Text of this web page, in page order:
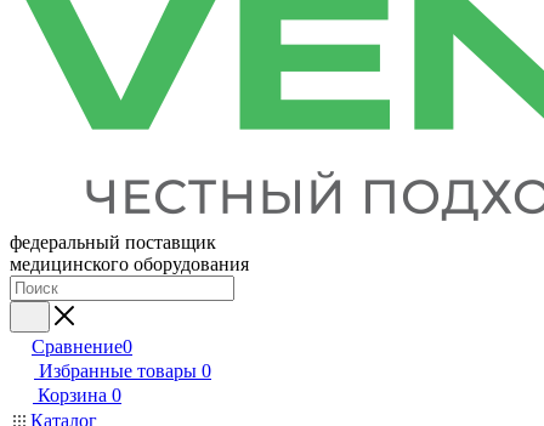
федеральный поставщик
медицинского оборудования
Сравнение0
Избранные товары 0
Корзина 0
Каталог